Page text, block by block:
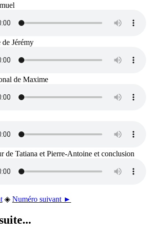
Jérémy
de Maxime
de Tatiana et Pierre-Antoine et conclusion
◈ Numéro suivant ►